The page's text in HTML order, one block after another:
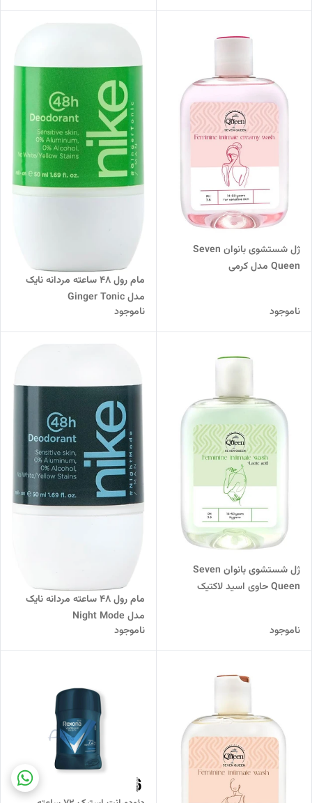
ژل شستشوی بانوان Seven
Queen مدل کرمی
ناموجود
مام رول 48 ساعته مردانه نایک
مدل Ginger Tonic
ناموجود
ژل شستشوی بانوان Seven
Queen حاوی اسید لاکتیک
ناموجود
مام رول 48 ساعته مردانه نایک
مدل Night Mode
ناموجود